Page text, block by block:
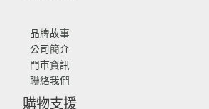
品牌故事
公司簡介
門市資訊
聯絡我們
購物支援